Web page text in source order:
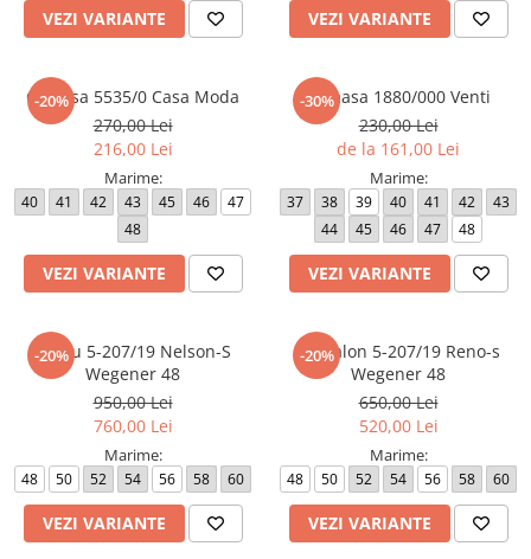
VEZI VARIANTE VEZI VARIANTE
-20%
Camasa 5535/0 Casa Moda
270,00 Lei
216,00 Lei
Marime:
40 41 42 43 45 46
47
48
VEZI VARIANTE
-30%
Camasa 1880/000 Venti
230,00 Lei
de la 161,00 Lei
Marime:
37 38 39 40 41 42
43
44
45 46 47 48
VEZI VARIANTE
-20%
Sacou 5-207/19 Nelson-S
Wegener 48
950,00 Lei
760,00 Lei
Marime:
48 50 52 54 56 58 60
VEZI VARIANTE
-20%
Pantalon 5-207/19 Reno-s
Wegener 48
650,00 Lei
520,00 Lei
Marime:
48 50 52 54 56 58 60
VEZI VARIANTE